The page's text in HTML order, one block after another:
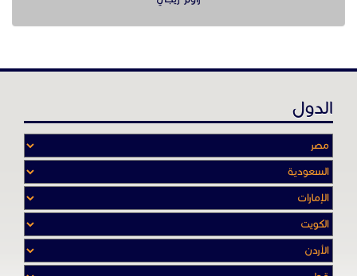
عن موقع حراج خدمة
أدواتنا ومهاراتنا تميّـزنا للربط بين البائع
والشـاري بشكل مجاني لجميـع السلــع
والخـدمـات أينمـــا أرادوا وحيثـمـا كانـوا
تصفح في الموقع